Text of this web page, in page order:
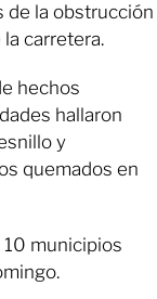
de la obstrucción
carretera.
hechos
hallaron
y
quemados en
10 municipios